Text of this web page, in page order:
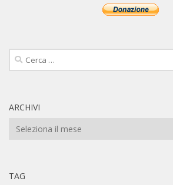
Ricerca
per:
ARCHIVI
Archivi
TAG